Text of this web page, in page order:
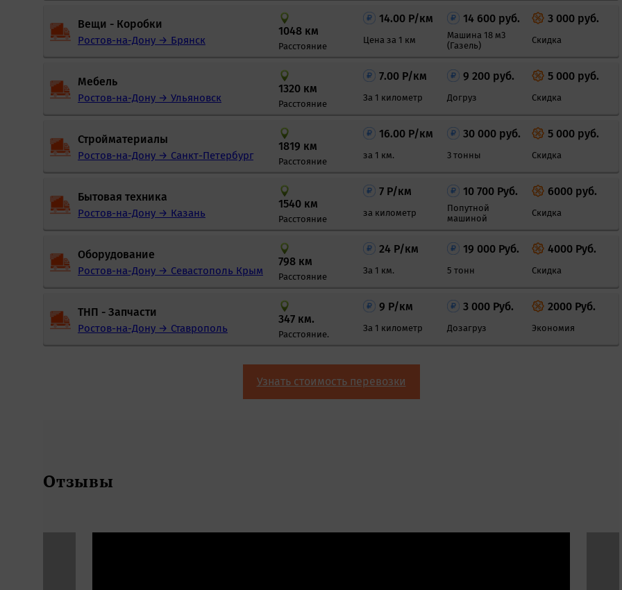
Вещи - Коробки
Ростов-на-Дону → Брянск
1048 км
Расстояние
14.00 Р/км
Цена за 1 км
14 600 руб.
Машина 18 м3
(Газель)
3 000 руб.
Скидка
Мебель
Ростов-на-Дону → Ульяновск
1320 км
Расстояние
7.00 Р/км
За 1 километр
9 200 руб.
Догруз
5 000 руб.
Скидка
Стройматериалы
Ростов-на-Дону → Санкт-Петербург
1819 км
Расстояние
16.00 Р/км
за 1 км.
30 000 руб.
3 тонны
5 000 руб.
Скидка
Бытовая техника
Ростов-на-Дону → Казань
1540 км
Расстояние
7 Р/км
за километр
10 700 Руб.
Попутной
машиной
6000 руб.
Скидка
Оборудование
Ростов-на-Дону → Севастополь Крым
798 км
Расстояние
24 Р/км
За 1 км.
19 000 Руб.
5 тонн
4000 Руб.
Скидка
ТНП - Запчасти
Ростов-на-Дону → Ставрополь
347 км.
Расстояние.
9 Р/км
За 1 километр
3 000 Руб.
Дозагруз
2000 Руб.
Экономия
Узнать стоимость перевозки
Отзывы